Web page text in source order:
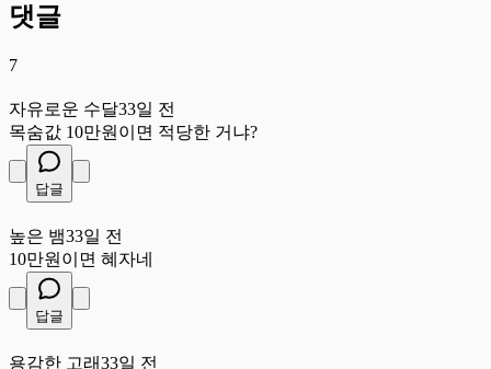
댓글
7
자유로운 수달33일 전
목숨값 10만원이면 적당한 거냐?
답글
높은 뱀33일 전
10만원이면 혜자네
답글
용감한 고래33일 전